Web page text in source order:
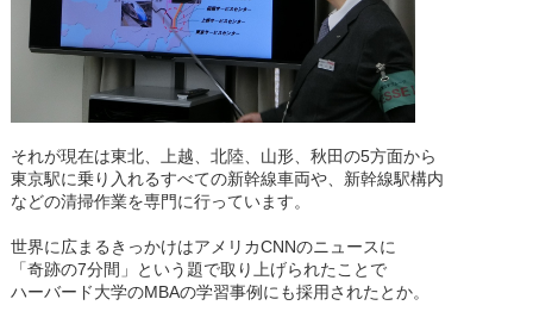
それが現在は東北、上越、北陸、山形、秋田の5方面から
東京駅に乗り入れるすべての新幹線車両や、新幹線駅構内
などの清掃作業を専門に行っています。
世界に広まるきっかけはアメリカCNNのニュースに
「奇跡の7分間」という題で取り上げられたことで
ハーバード大学のMBAの学習事例にも採用されたとか。